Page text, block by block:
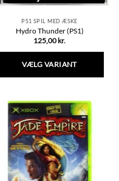
PS1 SPIL MED ÆSKE
Hydro Thunder (PS1)
125,00 kr.
VÆLG VARIANT
har
flere
varianter.
Mulighederne
kan
vælges
på